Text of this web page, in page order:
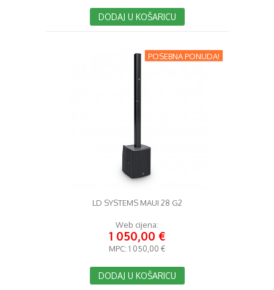
DODAJ U KOŠARICU
POSEBNA PONUDA!
LD SYSTEMS MAUI 28 G2
Web cijena:
1 050,00 €
MPC: 1 050,00 €
DODAJ U KOŠARICU